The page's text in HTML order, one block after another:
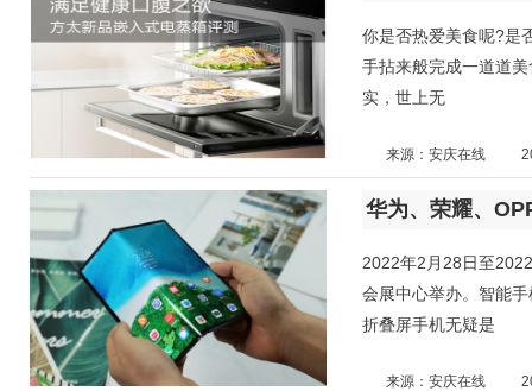
你是否热爱美食呢?是
手拈来般完成一道道
实，世上无
来源：安庆在线
2022年2月28日至
会展中心举办。智能
折叠屏手机无疑是
来源：安庆在线